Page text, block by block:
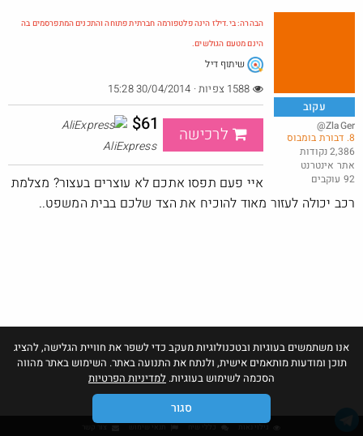
אמבטיית קרח XL בשילוח עד הבית
$47.5
@כרמלהגלבוע
10· 13· 848
אנו משתמשים בעוגיות ובטכנולוגיות מעקב כדי לשפר את חוויית הגלישה, להציג
תוכן ומודעות מותאמים אישית, ולנתח את התנועה באתר. השימוש באתר מהווה
הסכמה לשימוש בעוגיות. למדיניות הפרטיות
סגור
עקוב
@ZlaGer
8. דבורת בומבוס
2,386 נקודות
אתר אינטרנט
92 עוקבים
הבהרה: בי.דילז הינה פלטפורמה חברתית פתוחה והתכנים המתפרסמים בה
הינם מטעם הגולשים.
שיתוף דיל
לרכישה $61
AliExpress
איי פעם תפסו אתכם לא עוצרים בעצור? מצלמת
רכב יכולה לעזור מאוד להוכיח את הצד שלכם בבית המשפט..